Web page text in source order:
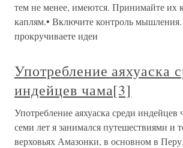
тем не менее, имеются. Принимайте их
каплям.• Включите контроль
прокручиваете идеи
Употребление аяхуаска
индейцев чама[3]
Употребление аяхуаска среди
семи лет я занимался путешествиями и
верховьях Амазонки, в основном в